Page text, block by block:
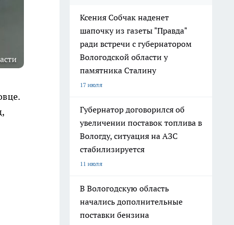
Ксения Собчак наденет
шапочку из газеты "Правда"
ради встречи с губернатором
Вологодской области у
памятника Сталину
17 июля
Губернатор договорился об
увеличении поставок топлива в
Вологду, ситуация на АЗС
стабилизируется
11 июля
В Вологодскую область
начались дополнительные
поставки бензина